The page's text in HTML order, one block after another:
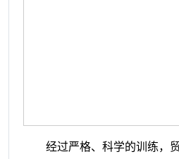
经过严格、科学的训练，